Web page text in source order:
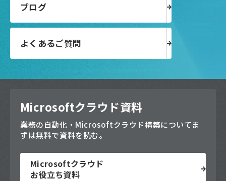
ブログ
よくあるご質問
Microsoftクラウド資料
業務の自動化・Microsoftクラウド構築についてま
ずは無料で資料を読む。
Microsoftクラウド
お役立ち資料